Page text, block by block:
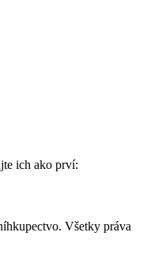
ich ako prví:
Všetky práva